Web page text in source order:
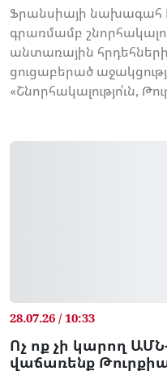
Ֆրանսիայի նախագահ
գրառմամբ
անտառային
ցուցաբերած
«Շնորհակալությո՛ւն,
28.07.26 / 10:33
Ոչ ոք չի կարող
վաճառենք